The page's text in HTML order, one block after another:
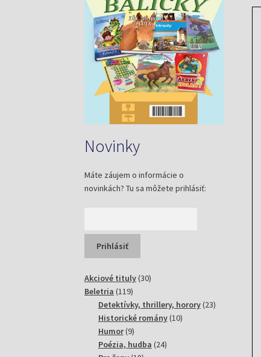
Novinky
Máte záujem o informácie o
novinkách? Tu sa môžete prihlásiť:
Akciové tituly 3030
Beletria 119119
produktov
Detektívky, thrillery, horory 2323
Historické romány 1010
Humor 99
produktov
Poézia, hudba 2424